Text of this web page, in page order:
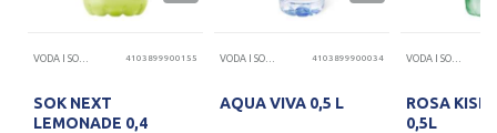
4103899900155
SOK NEXT
LEMONADE 0,4
4103899900034
AQUA VIVA 0,5 L
ROSA
0,5L